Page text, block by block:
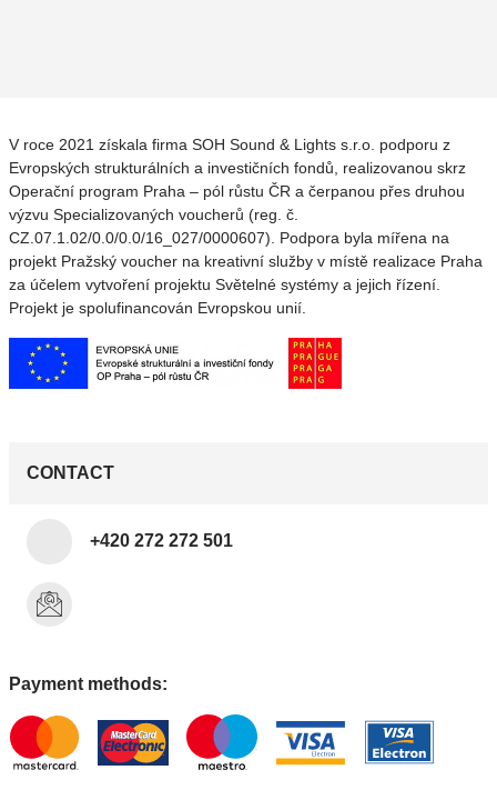
V roce 2021 získala firma SOH Sound & Lights s.r.o. podporu z
Evropských strukturálních a investičních fondů, realizovanou skrz
Operační program Praha – pól růstu ČR a čerpanou přes druhou
výzvu Specializovaných voucherů (reg. č.
CZ.07.1.02/0.0/0.0/16_027/0000607). Podpora byla mířena na
projekt Pražský voucher na kreativní služby v místě realizace Praha
za účelem vytvoření projektu Světelné systémy a jejich řízení.
Projekt je spolufinancován Evropskou unií.
CONTACT
+420 272 272 501
Payment methods: